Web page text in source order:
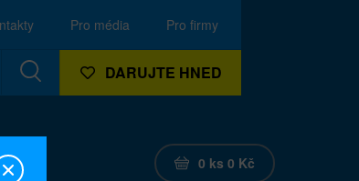
Pro média Pro firmy
DARUJTE HNED
0 ks 0 Kč